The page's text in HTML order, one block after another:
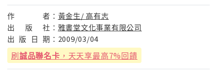
作 者： 黃金生/ 高有志
出
版 社： 雅書堂文化事業有限公司
出 版 日 期： 2009/03/04
刷誠品聯名卡 ，天天享最高7%回饋